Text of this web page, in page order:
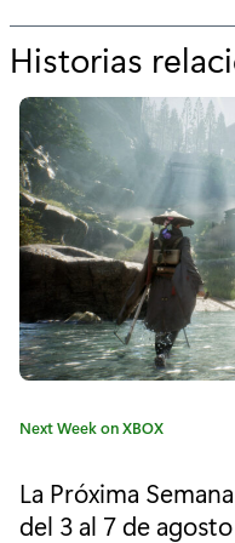
Historias
C
e
g
Next Week on XBOX
La Próxima
del 3 al 7 de agosto